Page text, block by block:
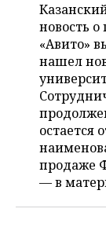
ВОЛЕЙБОЛ
КИБЕРСПОРТ
ФИГУРНОЕ
ВОДНЫЕ
ХОККЕЙ С
ИСТОРИЯ
КУЛЬТУРА
МЕДИЦИНА
СПИСОК
СПИСОК
ПОЛНАЯ
новость
«Авито»
нашел
остается
продаже
— в